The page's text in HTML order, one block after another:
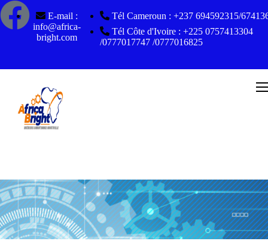
E-mail :
info@africa-
bright.com
Tél Cameroun : +237 694592315/
Tél Côte d'Ivoire : +225 0757413304
/0777017747 /0777016825